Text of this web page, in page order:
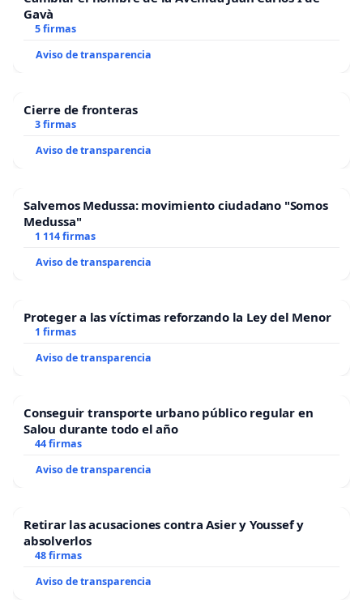
Gavà
5 firmas
Aviso de transparencia
Cierre de fronteras
3 firmas
Aviso de transparencia
Salvemos Medussa: movimiento ciudadano "Somos
Medussa"
1 114 firmas
Aviso de transparencia
Proteger a las víctimas reforzando la Ley del Menor
1 firmas
Aviso de transparencia
Conseguir transporte urbano público regular en
Salou durante todo el año
44 firmas
Aviso de transparencia
Retirar las acusaciones contra Asier y Youssef y
absolverlos
48 firmas
Aviso de transparencia